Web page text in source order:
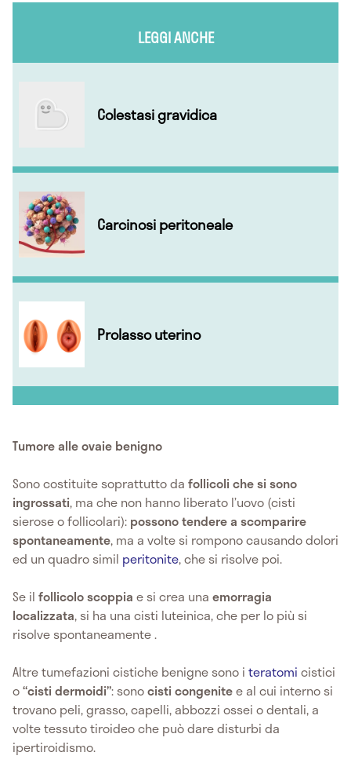
LEGGI ANCHE
Colestasi gravidica
Carcinosi peritoneale
Prolasso uterino
Tumore alle ovaie benigno
Sono costituite soprattutto da follicoli che si sono
ingrossati, ma che non hanno liberato l’uovo (cisti
sierose o follicolari): possono tendere a scomparire
spontaneamente, ma a volte si rompono causando dolori
ed un quadro simil peritonite, che si risolve poi.
Se il follicolo scoppia e si crea una emorragia
localizzata, si ha una cisti luteinica, che per lo più si
risolve spontaneamente .
Altre tumefazioni cistiche benigne sono i teratomi cistici
o“cisti dermoidi”: sonocisti congenitee al cui interno si
trovano peli, grasso, capelli, abbozzi ossei o dentali, a
volte tessuto tiroideo che può dare disturbi da
ipertiroidismo.